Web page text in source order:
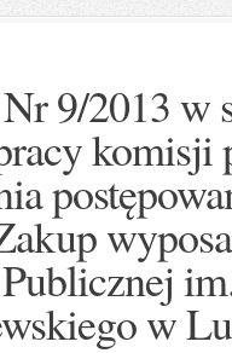
9/2013 w
komisji
im.
w